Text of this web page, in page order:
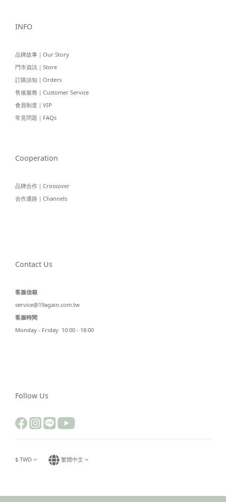
INFO
品牌故事｜Our Story
門市資訊｜Store
訂購須知｜Orders
售後服務｜Customer Service
會員制度｜VIP
常見問題｜FAQs
Cooperation
品牌合作｜Crossover
合作通路｜Channels
Contact Us
客服信箱
service@19again.com.tw
客服時間
Monday - Friday 10:00 - 18:00
Follow Us
$ TWD 繁體中文